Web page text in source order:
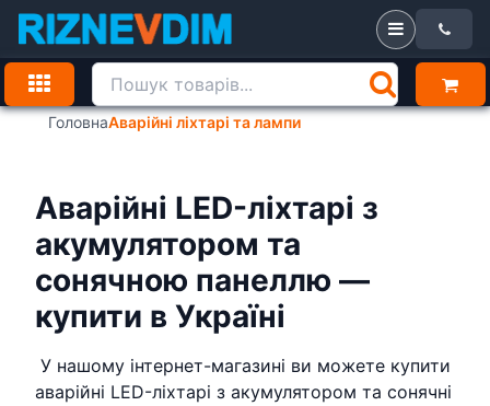
ГоловнаАварійні ліхтарі та лампи
Аварійні LED-ліхтарі з
акумулятором та
сонячною панеллю —
купити в Україні
У нашому інтернет-магазині ви можете купити
аварійні LED-ліхтарі з акумулятором та сонячні